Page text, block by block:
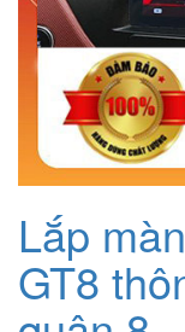
Lắp
GT8